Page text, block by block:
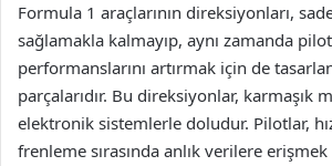
Formula 1 araçlarının direksiyonları,
sağlamakla kalmayıp, aynı zamanda
performanslarını artırmak için de
parçalarıdır. Bu direksiyonlar, karmaşık
elektronik sistemlerle doludur. Pilotlar,
frenleme sırasında anlık verilere erişmek